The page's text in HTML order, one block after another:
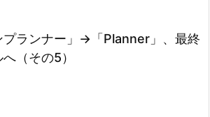
次へ
プランナー」→「Planner」、最終
（その5）